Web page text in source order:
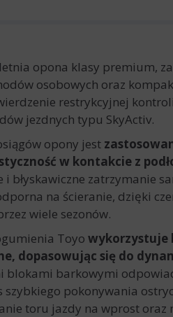
opona klasy premium,
osobowych oraz
restrykcyjnej
jezdnych typu SkyActiv.
opony jest
w kontakcie z
błyskawiczne zatrzymanie
na ścieranie, dzięki
wiele sezonów.
Toyo wykorzystuje
dopasowując się do
blokami barkowymi
szybkiego pokonywania
toru jazdy na wprost